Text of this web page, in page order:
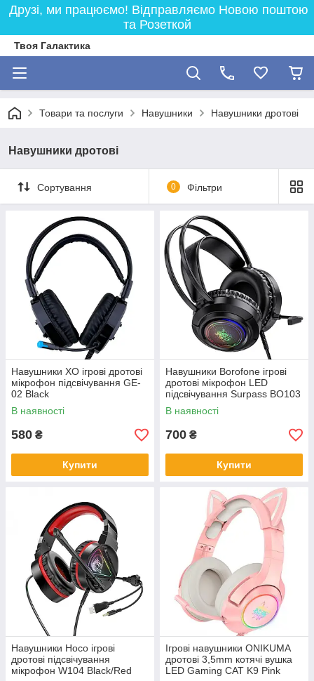
Друзі, ми працюємо! Відправляємо Новою поштою
та Розеткой
Твоя Галактика
Товари та послуги Навушники Навушники дротові
Навушники дротові
Сортування 0 Фільтри
Навушники XO ігрові дротові
мікрофон підсвічування GE-
02 Black
В наявності
580 ₴
Купити
Навушники Borofone ігрові
дротові мікрофон LED
підсвічування Surpass BO103
Black
В наявності
700 ₴
Купити
Навушники Hoco ігрові
дротові підсвічування
мікрофон W104 Black/Red
Ігрові навушники ONIKUMA
дротові 3,5mm котячі вушка
LED Gaming CAT K9 Pink